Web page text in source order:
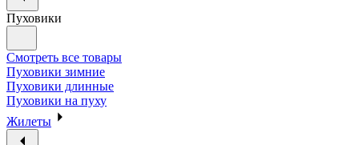
Пуховики
Смотреть все товары
Пуховики зимние
Пуховики длинные
Пуховики на пуху
Жилеты